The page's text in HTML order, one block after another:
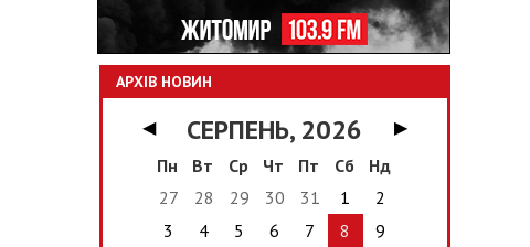
АРХІВ НОВИН
◀ СЕРПЕНЬ, 2026
▶
Пн
Вт Ср Чт Пт Сб
Нд
27
28 29 30 31 1
2
3
4 5 6 7 8
9